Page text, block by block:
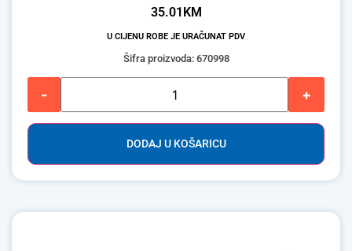
35.01KM
U CIJENU ROBE JE URAČUNAT PDV
Šifra proizvoda: 670998
- +
DODAJ U KOŠARICU